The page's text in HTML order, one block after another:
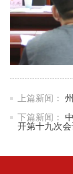
上篇新闻：
下篇新闻：
开第十九次